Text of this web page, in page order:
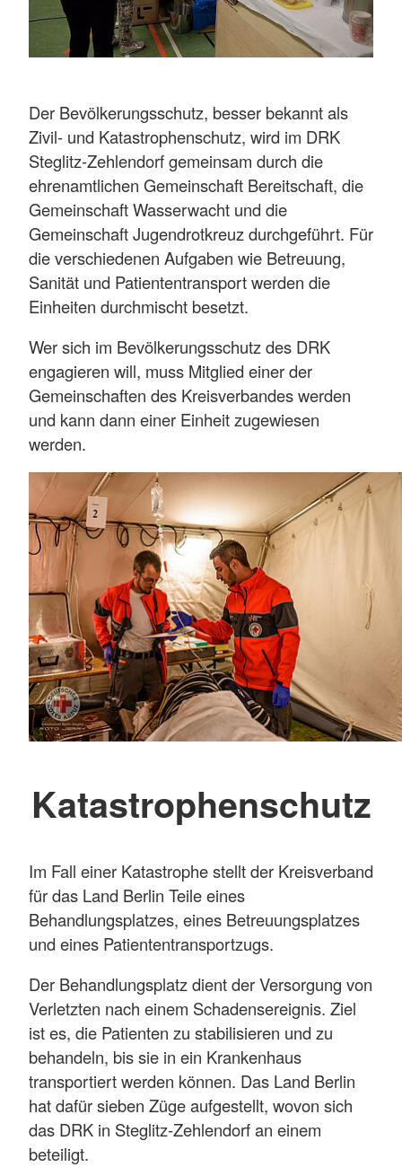
Der Bevölkerungsschutz, besser bekannt als
Zivil- und Katastrophenschutz, wird im DRK
Steglitz-Zehlendorf gemeinsam durch die
ehrenamtlichen Gemeinschaft Bereitschaft, die
Gemeinschaft Wasserwacht und die
Gemeinschaft Jugendrotkreuz durchgeführt. Für
die verschiedenen Aufgaben wie Betreuung,
Sanität und Patiententransport werden die
Einheiten durchmischt besetzt.
Wer sich im Bevölkerungsschutz des DRK
engagieren will, muss Mitglied einer der
Gemeinschaften des Kreisverbandes werden
und kann dann einer Einheit zugewiesen
werden.
Katastrophenschutz
Im Fall einer Katastrophe stellt der Kreisverband
für das Land Berlin Teile eines
Behandlungsplatzes, eines Betreuungsplatzes
und eines Patiententransportzugs.
Der Behandlungsplatz dient der Versorgung von
Verletzten nach einem Schadensereignis. Ziel
ist es, die Patienten zu stabilisieren und zu
behandeln, bis sie in ein Krankenhaus
transportiert werden können. Das Land Berlin
hat dafür sieben Züge aufgestellt, wovon sich
das DRK in Steglitz-Zehlendorf an einem
beteiligt.